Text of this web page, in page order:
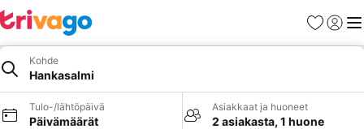
Suosikit
Kohde
Hankasalmi
Tulo-/lähtöpäivä
Päivämäärät
Asiakkaat ja huoneet
2 asiakasta, 1 huone